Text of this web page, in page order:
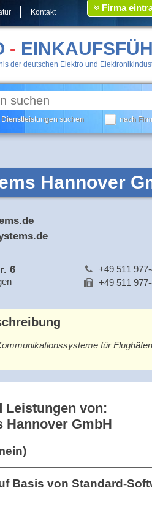
Kontakt Firma
-
der deutschen Elektro und
suchen nach
Hannover
6
+49 511
+49 511
für
Leistungen von:
Hannover GmbH
Basis von Standard-